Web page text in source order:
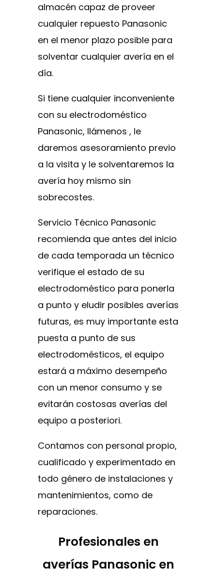
almacén capaz de proveer
cualquier repuesto Panasonic
en el menor plazo posible para
solventar cualquier avería en el
día.
Si tiene cualquier inconveniente
con su electrodoméstico
Panasonic, llámenos , le
daremos asesoramiento previo
a la visita y le solventaremos la
avería hoy mismo sin
sobrecostes.
Servicio Técnico Panasonic
recomienda que antes del inicio
de cada temporada un técnico
verifique el estado de su
electrodoméstico para ponerla
a punto y eludir posibles averías
futuras, es muy importante esta
puesta a punto de sus
electrodomésticos, el equipo
estará a máximo desempeño
con un menor consumo y se
evitarán costosas averías del
equipo a posteriori.
Contamos con personal propio,
cualificado y experimentado en
todo género de instalaciones y
mantenimientos, como de
reparaciones.
Profesionales en
averías Panasonic en